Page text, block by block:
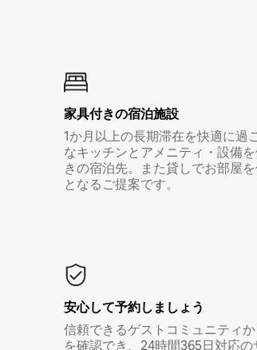
家具付き⁠の宿⁠泊⁠施⁠設
1か月以上の長期滞在を快適に過
なキッチンとアメニティ・設備
きの宿泊先。また貸しでお部屋
となるご提案です。
安心して予約しましょう
信頼できるゲストコミュニティ
を確認でき、24時間365日対応